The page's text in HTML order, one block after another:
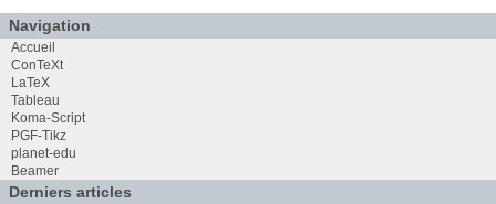
Navigation
Accueil
ConTeXt
LaTeX
Tableau
Koma-Script
PGF-Tikz
planet-edu
Beamer
Derniers articles